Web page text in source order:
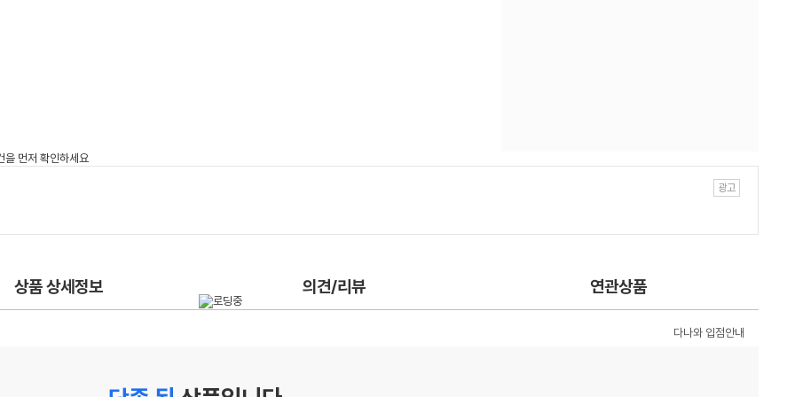
상품 상세정보 의견/리뷰 연관상품
다나와 입점안내